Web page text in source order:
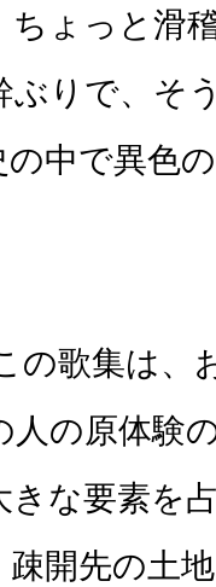
ちょっと滑
ぶりで、そ
中で異色
の歌集は、
の原体験
きな要素を
開先の土